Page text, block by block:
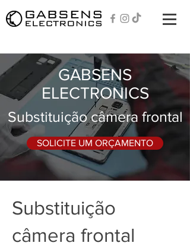
GABSENS
ELECTRONICS
Substituição câmera frontal
SOLICITE UM ORÇAMENTO
Substituição
câmera frontal